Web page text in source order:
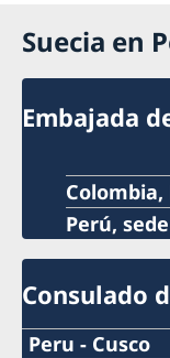
Suecia en
Embajada
Colombia,
Perú,
Consulado
Peru - Cusco